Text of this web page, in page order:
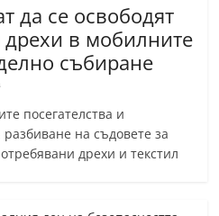
да се освободят
в мобилните
събиране
посегателства и
на съдовете за
дрехи и текстил